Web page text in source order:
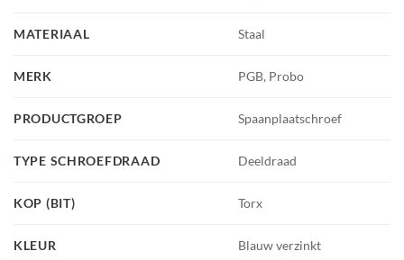
MATERIAAL Staal
MERK PGB, Probo
PRODUCTGROEP Spaanplaatschroef
TYPE SCHROEFDRAAD Deeldraad
KOP (BIT) Torx
KLEUR Blauw verzinkt